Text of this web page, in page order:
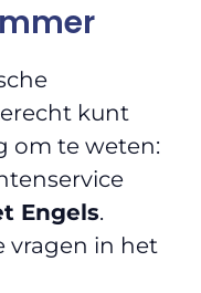
kunt
om te weten:
Engels.
vragen in het